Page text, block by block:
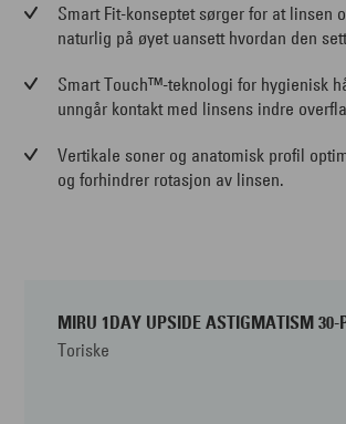
Smart Fit-konseptet sørger for at linsen
naturlig på øyet uansett hvordan den
Smart Touch™-teknologi for hygienisk
unngår kontakt med linsens indre
Vertikale soner og anatomisk profil
og forhindrer rotasjon av linsen.
MIRU 1DAY UPSIDE ASTIGMATISM 30-
Toriske